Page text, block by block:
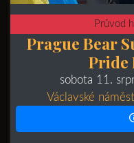
Průvod
Prague Bear
Pride
sobota 11.
Václavské